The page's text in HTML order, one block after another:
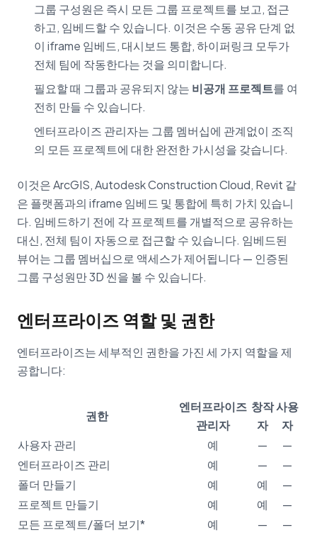
그룹 구성원은 즉시 모든 그룹 프로젝트를 보고, 접근
하고, 임베드할 수 있습니다. 이것은 수동 공유 단계 없
이 iframe 임베드, 대시보드 통합, 하이퍼링크 모두가
전체 팀에 작동한다는 것을 의미합니다.
필요할 때 그룹과 공유되지 않는 비공개 프로젝트를 여
전히 만들 수 있습니다.
엔터프라이즈 관리자는 그룹 멤버십에 관계없이 조직
의 모든 프로젝트에 대한 완전한 가시성을 갖습니다.
이것은 ArcGIS, Autodesk Construction Cloud, Revit 같
은 플랫폼과의 iframe 임베드 및 통합에 특히 가치 있습니
다. 임베드하기 전에 각 프로젝트를 개별적으로 공유하는
대신, 전체 팀이 자동으로 접근할 수 있습니다. 임베드된
뷰어는 그룹 멤버십으로 액세스가 제어됩니다 — 인증된
그룹 구성원만 3D 씬을 볼 수 있습니다.
엔터프라이즈 역할 및 권한
엔터프라이즈는 세부적인 권한을 가진 세 가지 역할을 제
공합니다:
권한
엔터프라이즈
관리자
창작
자
사용
자
사용자 관리
예 —
—
엔터프라이즈 관리
예 —
—
폴더 만들기
예 예
—
프로젝트 만들기
예 예
—
모든 프로젝트/폴더 보기*
예 —
—